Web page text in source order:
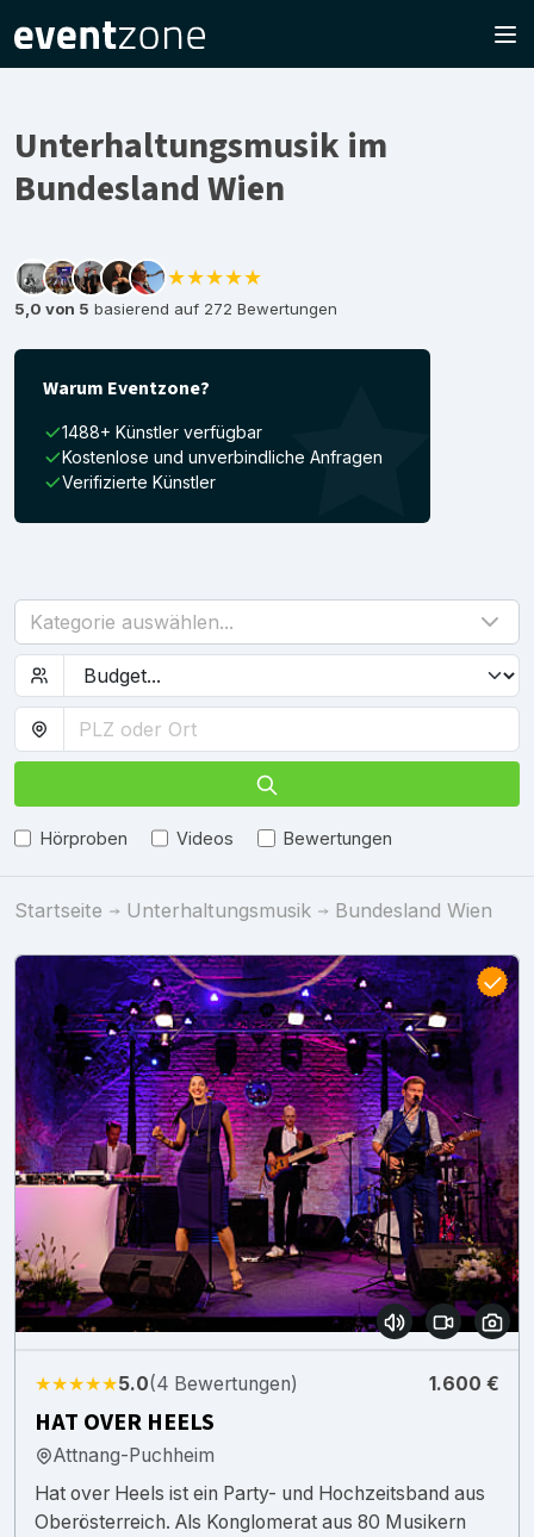
Unterhaltungsmusik im
Bundesland Wien
★★★★★
5,0 von 5 basierend auf 272 Bewertungen
Warum Eventzone?
1488+ Künstler verfügbar
Kostenlose und unverbindliche Anfragen
Verifizierte Künstler
Kategorie auswählen...
Hörproben Videos Bewertungen
Startseite Unterhaltungsmusik Bundesland Wien
★★★★★5.0(4 Bewertungen) 1.600 €
HAT OVER HEELS
Attnang-Puchheim
Hat over Heels ist ein Party- und Hochzeitsband aus
Oberösterreich. Als Konglomerat aus 80 Musikern